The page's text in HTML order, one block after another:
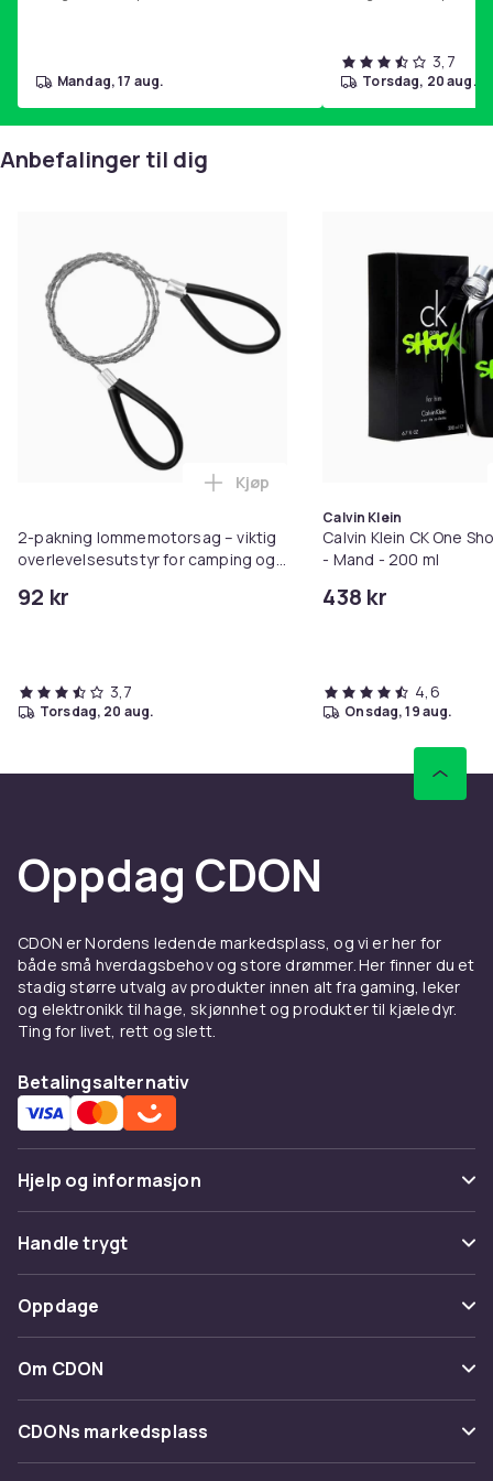
mandag, 17 aug.
3,7
torsdag, 20 aug.
Anbefalinger til dig
2-pakning lommemotorsag – viktig
overlevelsesutstyr for camping og
92 kr
Legg 2-pakning
Kjøp
3,7
torsdag, 20 aug.
Calvin Klein
Calvin Klein CK One
- Mand - 200 ml
438 kr
4,6
onsdag, 19 aug.
Oppdag CDON
CDON er Nordens ledende markedsplass, og vi er her for
både små hverdagsbehov og store drømmer. Her finner du et
stadig større utvalg av produkter innen alt fra gaming, leker
og elektronikk til hage, skjønnhet og produkter til kjæledyr.
Ting for livet, rett og slett.
Betalingsalternativ
Hjelp og informasjon
Vanlige spørsmål
Spor pakke
Angre & returner her
Kontakt oss
Handle trygt
Betaling
Levering
Tilbakekallinger
Oppdage
Kategorier
Varemerker
Om CDON
Om oss
Kundeanmeldelser
CDONs markedsplass